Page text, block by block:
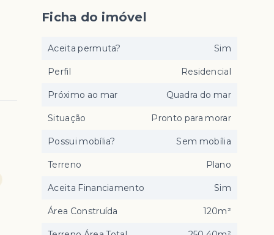
Ficha do imóvel
Aceita permuta? Sim
Perfil Residencial
Próximo ao mar Quadra do mar
Situação Pronto para morar
Possui mobília? Sem mobília
Terreno Plano
Aceita Financiamento Sim
Área Construída 120m²